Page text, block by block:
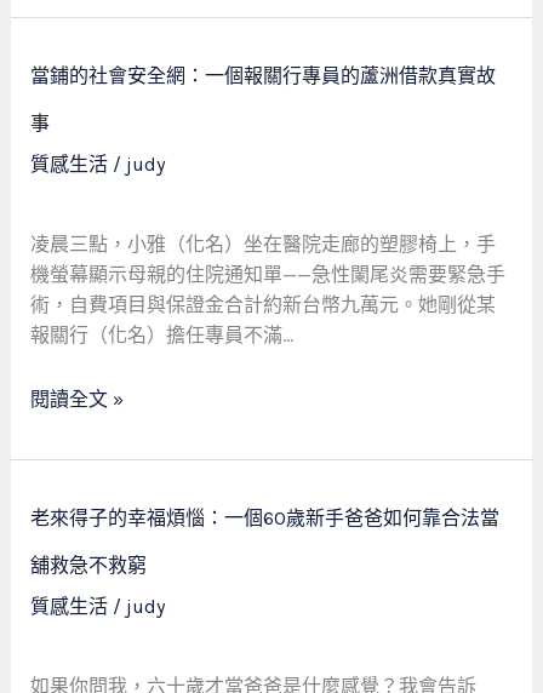
「救
不
窮」
的
約
定
當鋪的社會安全網：一個報關行專員的蘆洲借款真實故
事
質感生活/ judy
凌晨三點，小雅（化名）坐在醫院走廊的塑膠椅上，手
機螢幕顯示母親的住院通知單——急性闌尾炎需要緊急手
術，自費項目與保證金合計約新台幣九萬元。她剛從某
報關行（化名）擔任專員不滿…
當
鋪
的
社
全
網：
一
個
關
專
的
洲
借
閱讀全文 »
老來得子的幸福煩惱：一個60歲新手爸爸如何靠合法當
舖救急不救窮
質感生活/ judy
如果你問我，六十歲才當爸爸是什麼感覺？我會告訴
老
來
得
子
福